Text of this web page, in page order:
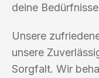
deine
Unsere
unsere
Sorgfalt. Wir